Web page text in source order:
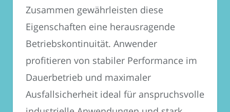
Zusammen gewährleisten diese
Eigenschaften eine herausragende
Betriebskontinuität. Anwender
profitieren von stabiler Performance im
Dauerbetrieb und maximaler
Ausfallsicherheit ideal für anspruchsvolle